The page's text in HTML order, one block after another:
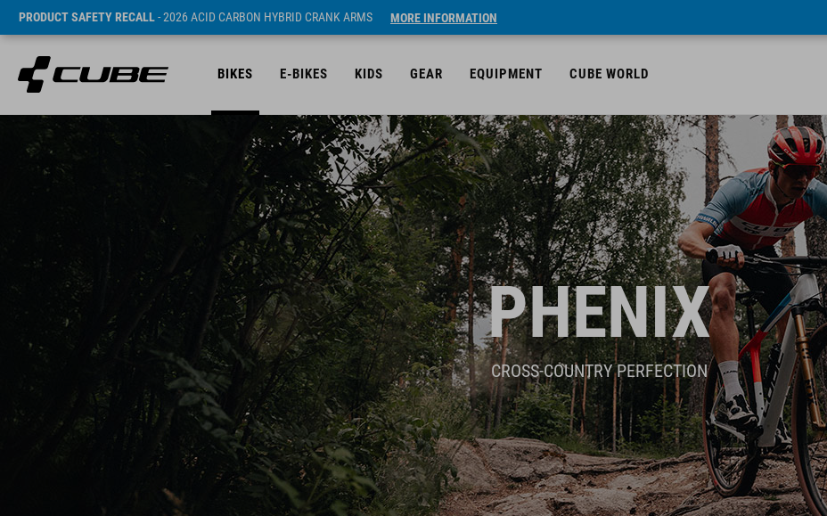
PRODUCT SAFETY RECALL- 2026 ACID CARBON HYBRID CRANK ARMS MORE INFORMATION
BIKES E-BIKES KIDS GEAR EQUIPMENT CUBE WORLD
PHENIX
CROSS-COUNTRY PERFECTION